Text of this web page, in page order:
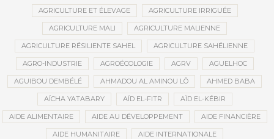
AGRICULTURE ET ÉLEVAGE AGRICULTURE IRRIGUÉE
AGRICULTURE MALI AGRICULTURE MALIENNE
AGRICULTURE RÉSILIENTE SAHEL AGRICULTURE SAHÉLIENNE
AGRO-INDUSTRIE AGROÉCOLOGIE AGRV AGUELHOC
AGUIBOU DEMBÉLÉ AHMADOU AL AMINOU LÔ AHMED BABA
AÏCHA YATABARY AÏD EL-FITR AÏD EL-KÉBIR
AIDE ALIMENTAIRE AIDE AU DÉVELOPPEMENT AIDE FINANCIÈRE
AIDE HUMANITAIRE AIDE INTERNATIONALE